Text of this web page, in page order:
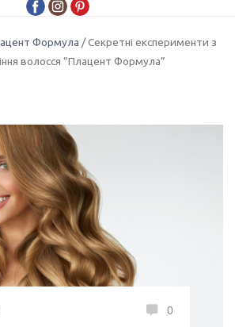
Формула / Секретні експерименти з
волосся “Плацент Формула”
0